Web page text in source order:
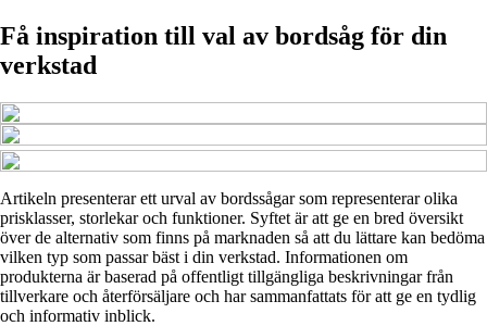
Få inspiration till val av bordsåg för din
verkstad
Artikeln presenterar ett urval av bordssågar som representerar olika
prisklasser, storlekar och funktioner. Syftet är att ge en bred översikt
över de alternativ som finns på marknaden så att du lättare kan bedöma
vilken typ som passar bäst i din verkstad. Informationen om
produkterna är baserad på offentligt tillgängliga beskrivningar från
tillverkare och återförsäljare och har sammanfattats för att ge en tydlig
och informativ inblick.